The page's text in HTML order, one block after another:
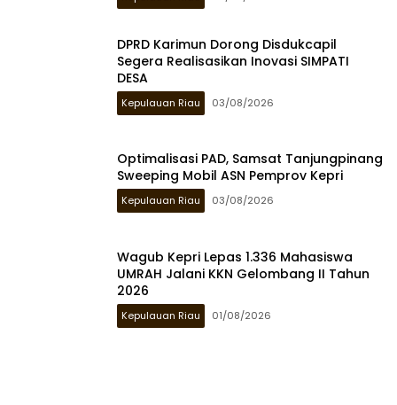
DPRD Karimun Dorong Disdukcapil
Segera Realisasikan Inovasi SIMPATI
DESA
Kepulauan Riau 03/08/2026
Optimalisasi PAD, Samsat Tanjungpinang
Sweeping Mobil ASN Pemprov Kepri
Kepulauan Riau 03/08/2026
Wagub Kepri Lepas 1.336 Mahasiswa
UMRAH Jalani KKN Gelombang II Tahun
2026
Kepulauan Riau 01/08/2026